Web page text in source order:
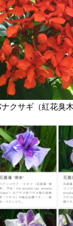
クサギ（紅花臭